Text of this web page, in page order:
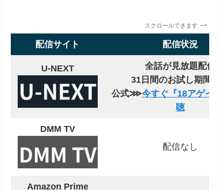
スクロールできます
配信サイト 配信状況
U-NEXT
全話が見放題配信
31日間のお試し期間
公式⋙今すぐ『18アゲイ
聴
DMM TV
配信なし
Amazon Prime